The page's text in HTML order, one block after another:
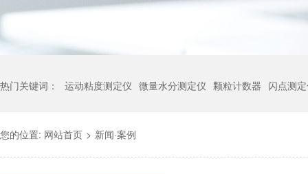
热门关键词： 运动粘度测定仪 微量水分测定仪 颗粒计数器 闪点测
您的位置: 网站首页 > 新闻·案例